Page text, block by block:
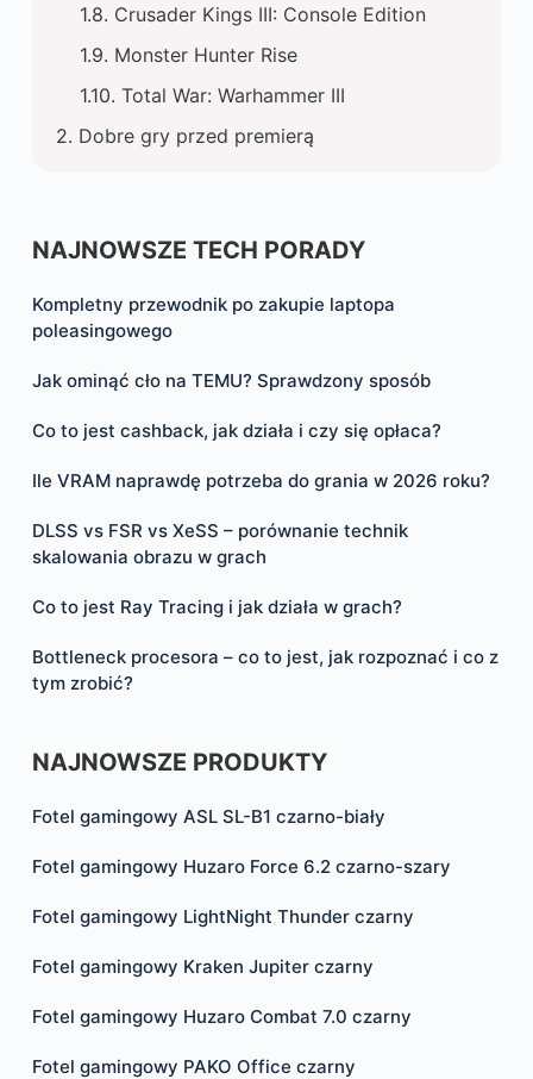
Crusader Kings III: Console Edition
Monster Hunter Rise
Total War: Warhammer III
Dobre gry przed premierą
NAJNOWSZE TECH PORADY
Kompletny przewodnik po zakupie laptopa
poleasingowego
Jak ominąć cło na TEMU? Sprawdzony sposób
Co to jest cashback, jak działa i czy się opłaca?
Ile VRAM naprawdę potrzeba do grania w 2026 roku?
DLSS vs FSR vs XeSS – porównanie technik
skalowania obrazu w grach
Co to jest Ray Tracing i jak działa w grach?
Bottleneck procesora – co to jest, jak rozpoznać i co z
tym zrobić?
NAJNOWSZE PRODUKTY
Fotel gamingowy ASL SL-B1 czarno-biały
Fotel gamingowy Huzaro Force 6.2 czarno-szary
Fotel gamingowy LightNight Thunder czarny
Fotel gamingowy Kraken Jupiter czarny
Fotel gamingowy Huzaro Combat 7.0 czarny
Fotel gamingowy PAKO Office czarny